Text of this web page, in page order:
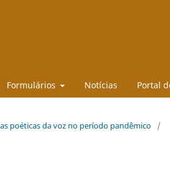
Formulários Notícias Portal
poéticas da voz no período pandêmico
/